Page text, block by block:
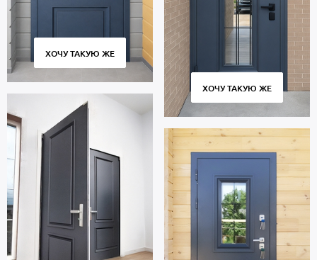
ХОЧУ ТАКУЮ ЖЕ
ХОЧУ ТАКУЮ ЖЕ